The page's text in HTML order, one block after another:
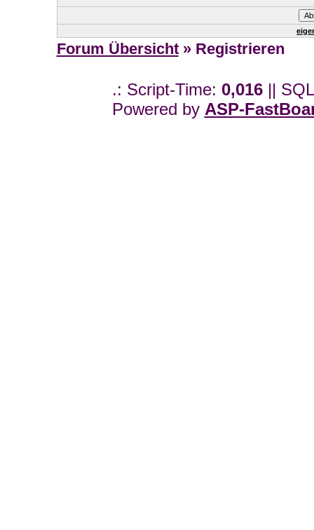
Forum Übersicht» Registrieren
.: Script-Time: 0,016||
Powered by ASP-